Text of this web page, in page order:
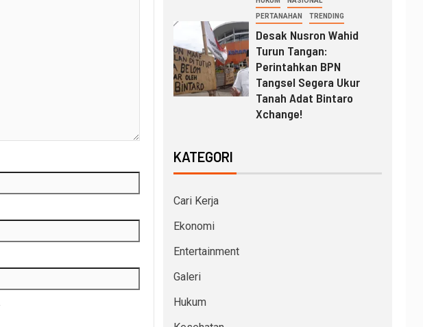
PERTANAHAN TRENDING
Desak Nusron Wahid
Turun Tangan:
Perintahkan BPN
Tangsel Segera Ukur
Tanah Adat Bintaro
Xchange!
KATEGORI
Cari Kerja
Ekonomi
Entertainment
Galeri
Hukum